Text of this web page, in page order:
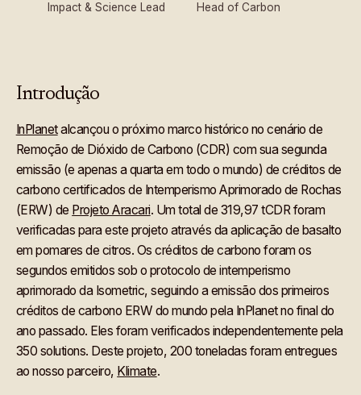
Impact & Science Lead Head of Carbon
Introdução
InPlanetalcançou o próximo marco histórico no cenário de
Remoção de Dióxido de Carbono (CDR) com sua segunda
emissão (e apenas a quarta em todo o mundo) de créditos de
carbono certificados de Intemperismo Aprimorado de Rochas
(ERW) de Projeto Aracari. Um total de 319,97 tCDR foram
verificadas para este projeto através da aplicação de basalto
em pomares de citros. Os créditos de carbono foram os
segundos emitidos sob o protocolo de intemperismo
aprimorado da Isometric, seguindo a emissão dos primeiros
créditos de carbono ERW do mundo pela InPlanet no final do
ano passado. Eles foram verificados independentemente pela
350 solutions. Deste projeto, 200 toneladas foram entregues
ao nosso parceiro, Klimate.